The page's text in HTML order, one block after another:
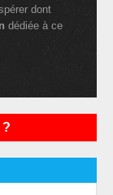
dont
dédiée à ce
?